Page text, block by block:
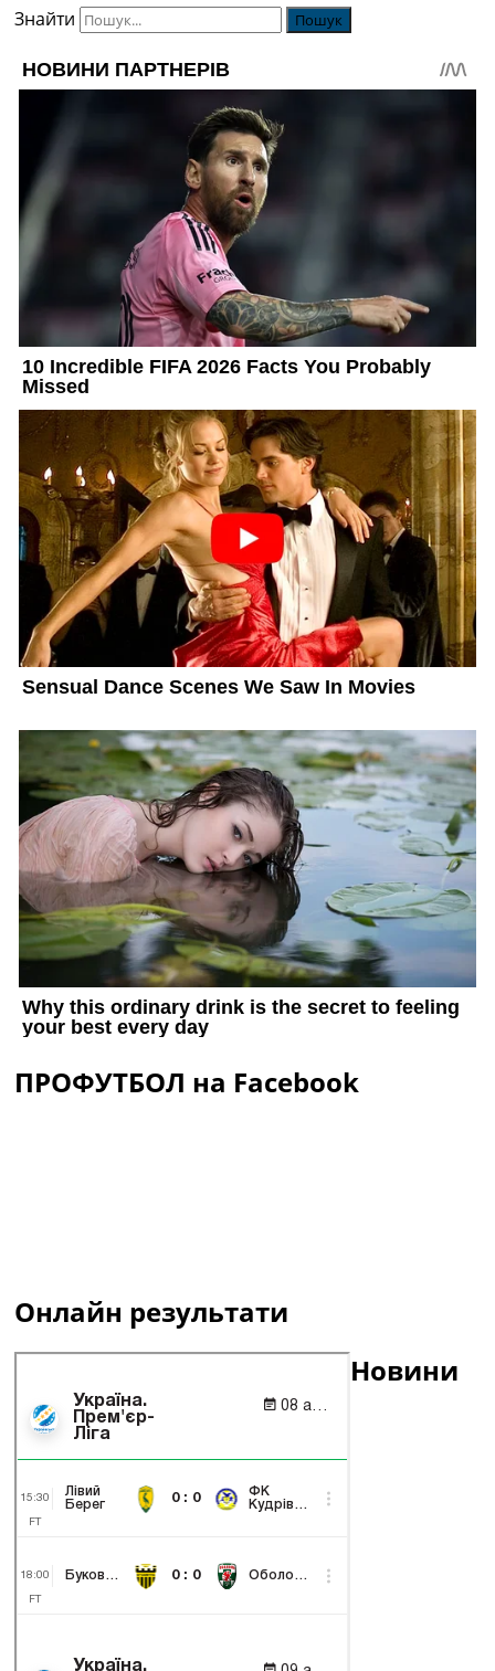
Знайти
ПРОФУТБОЛ на Facebook
Онлайн результати
Новини